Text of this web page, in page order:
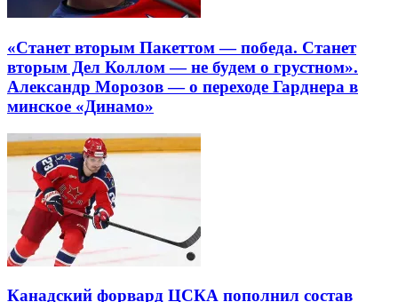
«Станет вторым Пакеттом — победа. Станет
вторым Дел Коллом — не будем о грустном».
Александр Морозов — о переходе Гарднера в
минское «Динамо»
Канадский форвард ЦСКА пополнил состав